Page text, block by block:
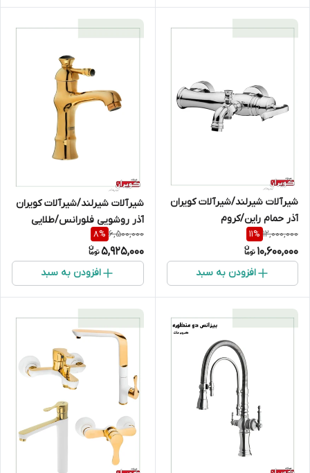
شیرآلات شیرلند/شیرآلات کویران
آذر حمام راین/کروم
12,000,000
11%
10,600,000
افزودن به سبد
شیرآلات شیرلند/شیرآلات کویران
آذر روشویی فلورانس/طلایی
6,500,000
8%
5,925,000
افزودن به سبد